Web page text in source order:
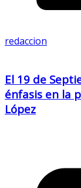
redaccion
El 19 de
énfasis en la
López